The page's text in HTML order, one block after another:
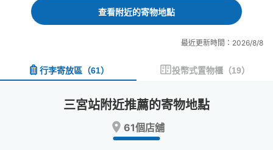
interact
and
interact
and
a
date.
查看附近的寄物地點
最近更新時間：2026/8/8
行李寄放區 （61） 投幣式置物櫃 （19）
三宮站附近推薦的寄物地點
61個店舖